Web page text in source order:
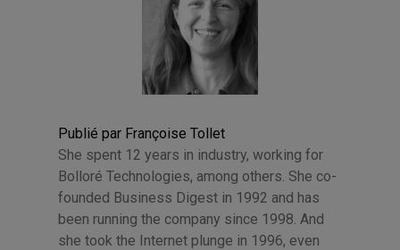
Publié par Françoise Tollet
She spent 12 years in industry, working for
Bolloré Technologies, among others. She co-
founded Business Digest in 1992 and has
been running the company since 1998. And
she took the Internet plunge in 1996, even